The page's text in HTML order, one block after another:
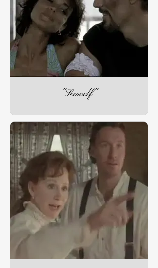
"Seawolf"